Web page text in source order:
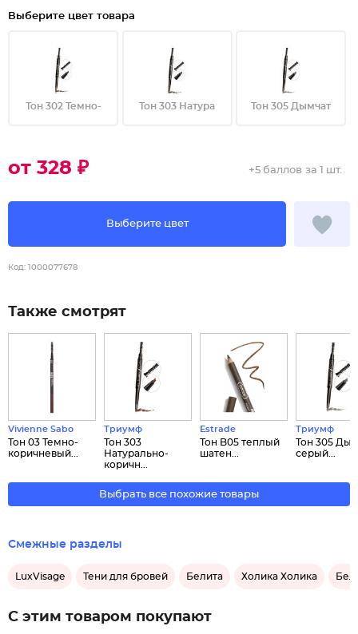
Выберите цвет товара
Тон 302 Темно- Тон 303 Натура Тон 305 Дымчат
от 328 ₽
Выберите цвет
+5 баллов за 1 шт.
Код: 1000077678
Также смотрят
Vivienne Sabo
Тон 03 Темно-
коричневый...
Триумф
Тон 303
Натурально-
коричн...
Estrade
Тон B05 теплый
шатен...
Триумф
Тон 305
серый...
Выбрать все похожие товары
Смежные разделы
LuxVisage Тени для бровей Белита Холика Холика
С этим товаром покупают